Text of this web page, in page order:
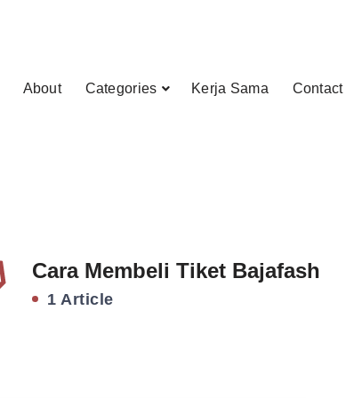
About Categories Kerja Sama Contact
Cara Membeli Tiket Bajafash
1 Article